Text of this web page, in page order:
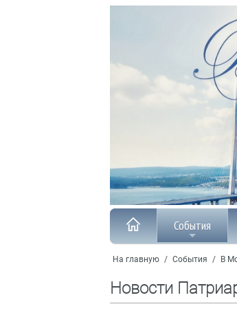
События
На главную / События / В
Новости